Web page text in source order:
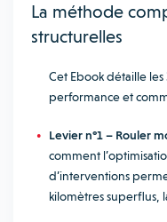
La méthode
structurelles
Cet Ebook détaille
performance et
Levier n°1 – Rouler
comment
d’interventions
kilomètres superflus,